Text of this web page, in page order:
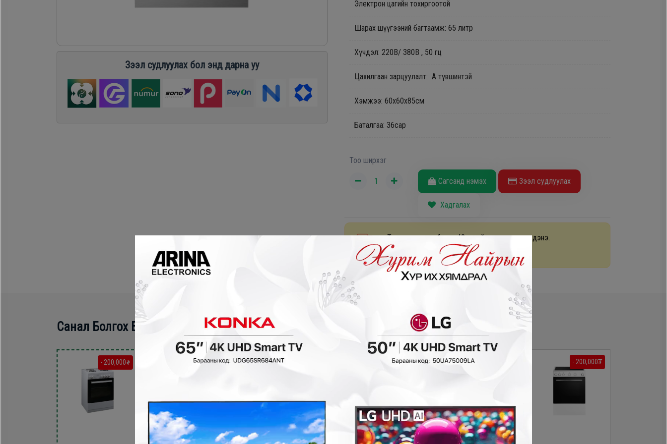
Зээл судлуулах бол энд дарна уу
Электрон цагийн тохиргоотой
Шарах шүүгээний багтаамж: 65 литр
Хүчдэл: 220В/ 380В , 50 гц
Цахилгаан зарцуулалт: А түвшинтэй
Хэмжээ: 60x60x85см
Баталгаа: 36сар
Тоо ширхэг
Сагсанд нэмэх Зээл судлуулах
Хадгалах
Таны сонгосон бараа 48 цагийн дотор хүргэгдэнэ.
Хүргэлтийн бүс харах
Санал Болгох Бүтээгдэхүүн
- 200,000₮ - 210,000₮ - 300,000₮ - 200,000₮